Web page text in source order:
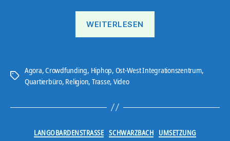
WEITERLESEN
Schlagwörter
Agora,Crowdfunding, Hiphop, Ost-West Integrationszentrum,
Quartierbüro, Religion, Trasse, Video
Kategorien
LANGOBARDENSTRASSE SCHWARZBACH UMSETZUNG